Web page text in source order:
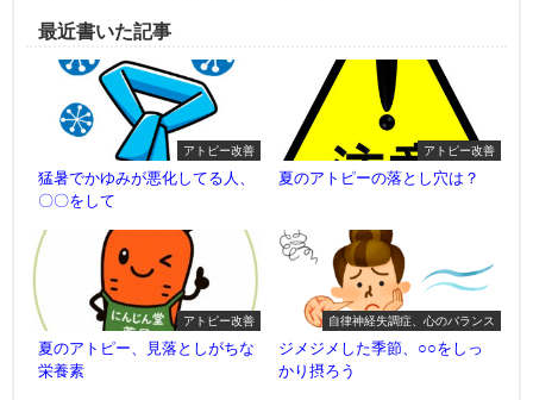
最近書いた記事
アトピー改善
猛暑でかゆみが悪化してる人、
〇〇をして
アトピー改善
夏のアトピーの落とし穴は？
アトピー改善
夏のアトピー、見落としがちな
栄養素
自律神経失調症、心のバランス
ジメジメした季節、○○をしっ
かり摂ろう